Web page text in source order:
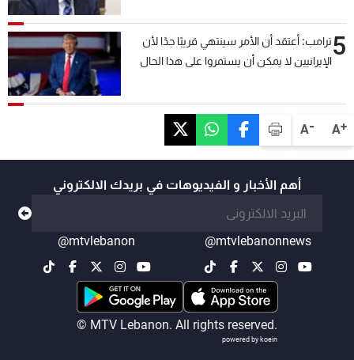
A+
A-
5ترامب: أعتقد أن الأمر سينتهي قريبًا جدًا لأن
الإيرانيين لا يمكن أن يستمروا على هذا الحال
أهم الأخبار و الفيديوهات في بريدك الالكتروني
@mtvlebanonnews
@mtvlebanon
© MTV Lebanon. All rights reserved.
powered by koein